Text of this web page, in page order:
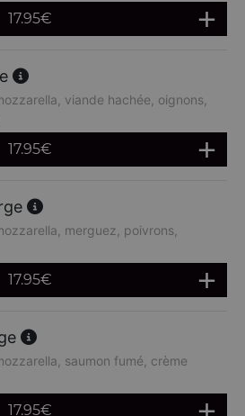
17.95€
viande hachée, oignons,
17.95€
merguez, poivrons,
17.95€
saumon fumé, crème
17.95€